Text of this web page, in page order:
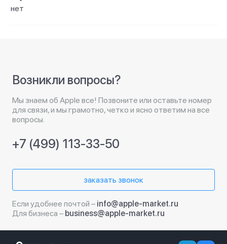
нет
Возникли вопросы?
Мы знаем об Apple все! Позвоните или оставьте номер
для связи, и мы грамотно, четко и ясно ответим на все
вопросы.
+7 (499) 113-33-50
заказать звонок
Если удобнее почтой – info@apple-market.ru
Для бизнеса – business@apple-market.ru